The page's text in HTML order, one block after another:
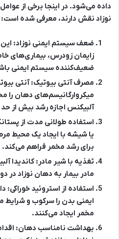
داده می‌شود. در اینجا برخی از
نوزاد نقش دارند، معرفی شده است:
ضعف سیستم ایمنی نوزاد:
زایمان زودرس، بیماری‌های
ضعیف‌کننده سیستم ایمنی
مصرف آنتی بیوتیک:آنتی
میکروارگانیسم‌های دهان را
آلبیکنس اجازه رشد بیش از حد
استفاده طولانی مدت از
یا شیشه با ایجاد یک محیط
برای رشد مخمر فراهم می‌کند.
تغذیه با شیر مادر: کاندیدا
مادر بیمار به دهان نوزاد
استفاده از استروئید خوراکی:
ایمنی بدن را سرکوب و شرایط
مخمر ایجاد می‌کنند.
بهداشت نامناسب دهان: